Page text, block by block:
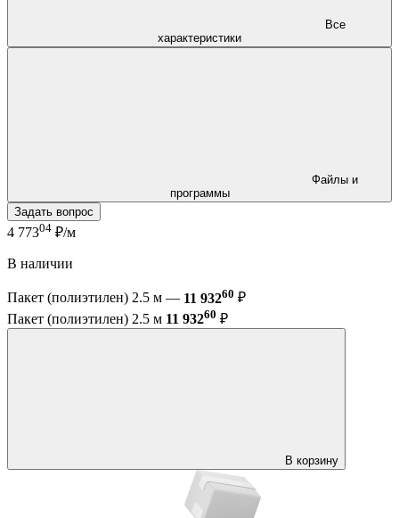
характеристики
программы
Задать вопрос
4 77304 ₽/м
В наличии
Пакет (полиэтилен) 2.5 м — 11 93260 ₽
Пакет (полиэтилен) 2.5 м 11 93260 ₽
В корзину